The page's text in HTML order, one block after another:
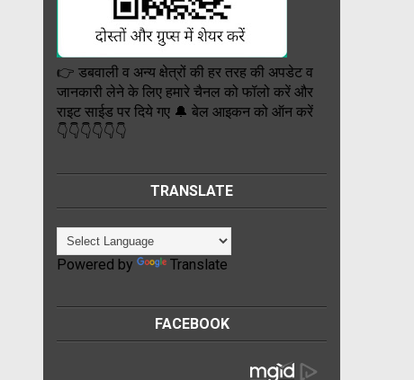
👉 डबवाली व अन्य क्षेत्रों की हर तरह की अपडेट व
जानकारी लेने के लिए हमारे चैनल को फॉलो करें और
राइट साईड पर दिये गए 🔔 बेल आइकन को ऑन करें
👇👇👇👇👇👇
TRANSLATE
Powered by Translate
FACEBOOK